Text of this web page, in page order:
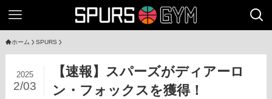
ホーム SPURS
【速報】スパーズがディアーロ
ン・フォックスを獲得！
2025
2/03